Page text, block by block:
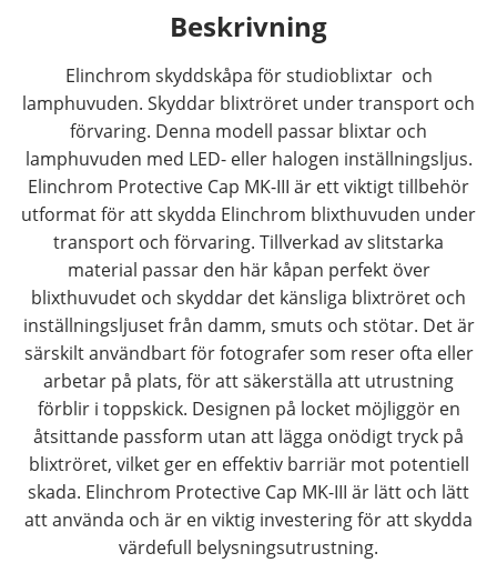
Beskrivning
Elinchrom skyddskåpa för studioblixtar och
lamphuvuden. Skyddar blixtröret under transport och
förvaring. Denna modell passar blixtar och
lamphuvuden med LED- eller halogen inställningsljus.
Elinchrom Protective Cap MK-III är ett viktigt tillbehör
utformat för att skydda Elinchrom blixthuvuden under
transport och förvaring. Tillverkad av slitstarka
material passar den här kåpan perfekt över
blixthuvudet och skyddar det känsliga blixtröret och
inställningsljuset från damm, smuts och stötar. Det är
särskilt användbart för fotografer som reser ofta eller
arbetar på plats, för att säkerställa att utrustning
förblir i toppskick. Designen på locket möjliggör en
åtsittande passform utan att lägga onödigt tryck på
blixtröret, vilket ger en effektiv barriär mot potentiell
skada. Elinchrom Protective Cap MK-III är lätt och lätt
att använda och är en viktig investering för att skydda
värdefull belysningsutrustning.